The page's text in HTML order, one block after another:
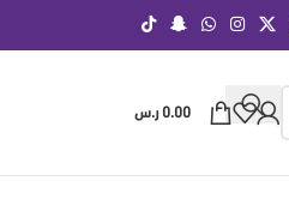
0.00 ر.س